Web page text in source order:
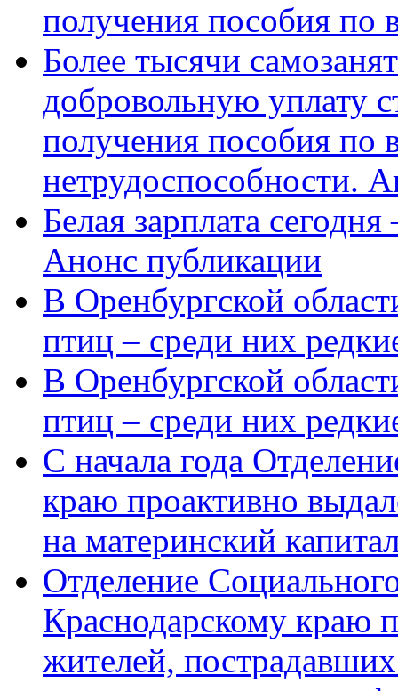
получения пособия по
Более тысячи
добровольную уплату
получения пособия по
нетрудоспособности.
Белая зарплата
Анонс публикации
В Оренбургской
птиц – среди них
В Оренбургской
птиц – среди них
С начала года
краю проактивно
на материнский
Отделение
Краснодарскому краю
жителей,